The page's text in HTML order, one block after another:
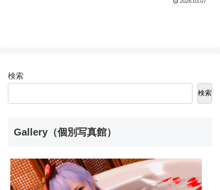
2026.03.07
検索
検索
Gallery（個別写真館）